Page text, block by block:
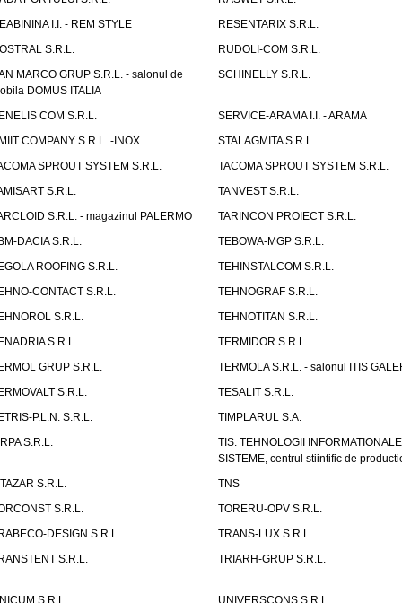
I.I. - REM STYLE
RESENTARIX S.R.L.
S.R.L.
RUDOLI-COM S.R.L.
MARCO GRUP S.R.L. - salonul de
DOMUS ITALIA
SCHINELLY S.R.L.
COM S.R.L.
SERVICE-ARAMA I.I. - ARAMA
COMPANY S.R.L. -INOX
STALAGMITA S.R.L.
SPROUT SYSTEM S.R.L.
TACOMA SPROUT SYSTEM S.R.L.
S.R.L.
TANVEST S.R.L.
S.R.L. - magazinul PALERMO
TARINCON PROIECT S.R.L.
DACIA S.R.L.
TEBOWA-MGP S.R.L.
ROOFING S.R.L.
TEHINSTALCOM S.R.L.
CONTACT S.R.L.
TEHNOGRAF S.R.L.
S.R.L.
TEHNOTITAN S.R.L.
S.R.L.
TERMIDOR S.R.L.
GRUP S.R.L.
TERMOLA S.R.L. - salonul ITIS
S.R.L.
TESALIT S.R.L.
P.L.N. S.R.L.
TIMPLARUL S.A.
S.R.L.
TIS. TEHNOLOGII
SISTEME, centrul stiintific de
S.R.L.
TNS
S.R.L.
TORERU-OPV S.R.L.
DESIGN S.R.L.
TRANS-LUX S.R.L.
S.R.L.
TRIARH-GRUP S.R.L.
S.R.L.
UNIVERSCONS S.R.L.